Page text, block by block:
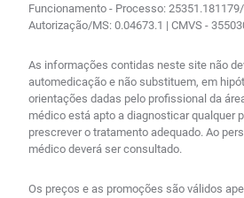
Funcionamento - Processo:
Autorização/MS: 0.04673.1 | CMVS -
As informações contidas neste site não
automedicação e não substituem, em
orientações dadas pelo profissional da
médico está apto a diagnosticar qualquer
prescrever o tratamento adequado. Ao
médico deverá ser consultado.
Os preços e as promoções são válidos